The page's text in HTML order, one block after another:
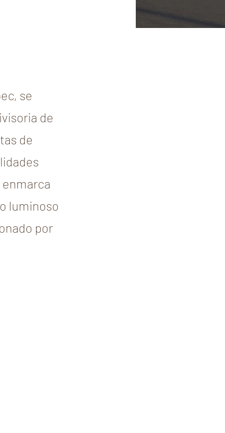
se
de
de
luminoso
por